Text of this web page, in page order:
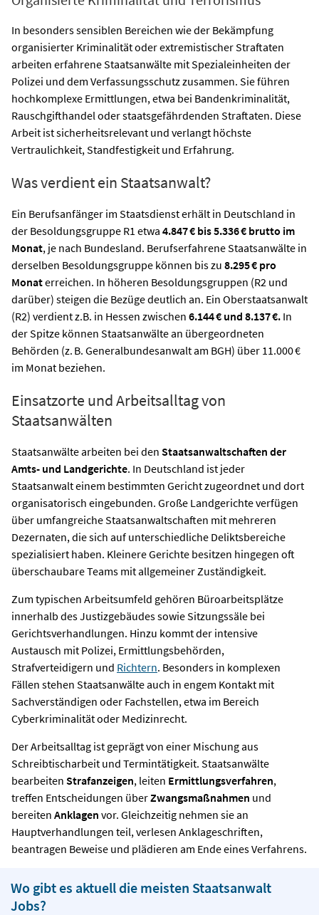
In besonders sensiblen Bereichen wie der Bekämpfung
organisierter Kriminalität oder extremistischer Straftaten
arbeiten erfahrene Staatsanwälte mit Spezialeinheiten der
Polizei und dem Verfassungsschutz zusammen. Sie führen
hochkomplexe Ermittlungen, etwa bei Bandenkriminalität,
Rauschgifthandel oder staatsgefährdenden Straftaten. Diese
Arbeit ist sicherheitsrelevant und verlangt höchste
Vertraulichkeit, Standfestigkeit und Erfahrung.
Was verdient ein Staatsanwalt?
Ein Berufsanfänger im Staatsdienst erhält in Deutschland in
der Besoldungsgruppe R1 etwa 4.847 € bis 5.336 € brutto im
Monat, je nach Bundesland. Berufserfahrene Staatsanwälte in
derselben Besoldungsgruppe können bis zu 8.295 € pro
Monaterreichen. In höheren Besoldungsgruppen (R2 und
darüber) steigen die Bezüge deutlich an. Ein Oberstaatsanwalt
(R2) verdient z.B. in Hessen zwischen 6.144 € und 8.137 €. In
der Spitze können Staatsanwälte an übergeordneten
Behörden (z. B. Generalbundesanwalt am BGH) über 11.000 €
im Monat beziehen.
Einsatzorte und Arbeitsalltag von
Staatsanwälten
Staatsanwälte arbeiten bei den Staatsanwaltschaften der
Amts- und Landgerichte. In Deutschland ist jeder
Staatsanwalt einem bestimmten Gericht zugeordnet und dort
organisatorisch eingebunden. Große Landgerichte verfügen
über umfangreiche Staatsanwaltschaften mit mehreren
Dezernaten, die sich auf unterschiedliche Deliktsbereiche
spezialisiert haben. Kleinere Gerichte besitzen hingegen oft
überschaubare Teams mit allgemeiner Zuständigkeit.
Zum typischen Arbeitsumfeld gehören Büroarbeitsplätze
innerhalb des Justizgebäudes sowie Sitzungssäle bei
Gerichtsverhandlungen. Hinzu kommt der intensive
Austausch mit Polizei, Ermittlungsbehörden,
Strafverteidigern und Richtern. Besonders in komplexen
Fällen stehen Staatsanwälte auch in engem Kontakt mit
Sachverständigen oder Fachstellen, etwa im Bereich
Cyberkriminalität oder Medizinrecht.
Der Arbeitsalltag ist geprägt von einer Mischung aus
Schreibtischarbeit und Termintätigkeit. Staatsanwälte
bearbeiten Strafanzeigen, leiten Ermittlungsverfahren,
treffen Entscheidungen überZwangsmaßnahmen und
bereiten Anklagen vor. Gleichzeitig nehmen sie an
Hauptverhandlungen teil, verlesen Anklageschriften,
beantragen Beweise und plädieren am Ende eines Verfahrens.
Wo gibt es aktuell die meisten Staatsanwalt
Jobs?